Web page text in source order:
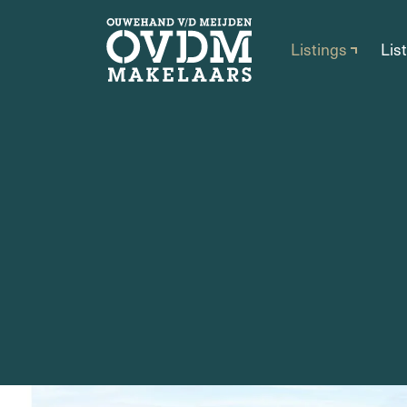
Listings